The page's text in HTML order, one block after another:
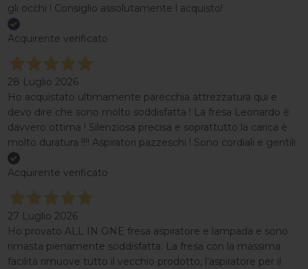
gli occhi ! Consiglio assolutamente l acquisto!
Acquirente verificato
28 Luglio 2026
Ho acquistato ultimamente parecchia attrezzatura qui e
devo dire che sono molto soddisfatta ! La fresa Leonardo è
davvero ottima ! Silenziosa precisa e soprattutto la carica è
molto duratura !!!! Aspiratori pazzeschi ! Sono cordiali e gentili
Acquirente verificato
27 Luglio 2026
Ho provato ALL IN ONE fresa aspiratore e lampada e sono
rimasta pienamente soddisfatta. La fresa con la massima
facilità rimuove tutto il vecchio prodotto, l’aspiratore per il